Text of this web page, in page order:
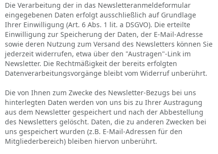
Die Verarbeitung der in das Newsletteranmeldeformular
eingegebenen Daten erfolgt ausschließlich auf Grundlage
Ihrer Einwilligung (Art. 6 Abs. 1 lit. a DSGVO). Die erteilte
Einwilligung zur Speicherung der Daten, der E-Mail-Adresse
sowie deren Nutzung zum Versand des Newsletters können Sie
jederzeit widerrufen, etwa über den "Austragen"-Link im
Newsletter. Die Rechtmäßigkeit der bereits erfolgten
Datenverarbeitungsvorgänge bleibt vom Widerruf unberührt.
Die von Ihnen zum Zwecke des Newsletter-Bezugs bei uns
hinterlegten Daten werden von uns bis zu Ihrer Austragung
aus dem Newsletter gespeichert und nach der Abbestellung
des Newsletters gelöscht. Daten, die zu anderen Zwecken bei
uns gespeichert wurden (z.B. E-Mail-Adressen für den
Mitgliederbereich) bleiben hiervon unberührt.